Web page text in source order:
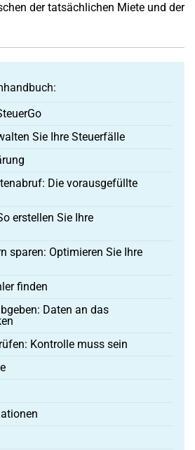
der tatsächlichen Miete und der
Sie Ihre Steuerfälle
Die vorausgefüllte
erstellen Sie Ihre
sparen: Optimieren Sie Ihre
finden
Daten an das
Kontrolle muss sein